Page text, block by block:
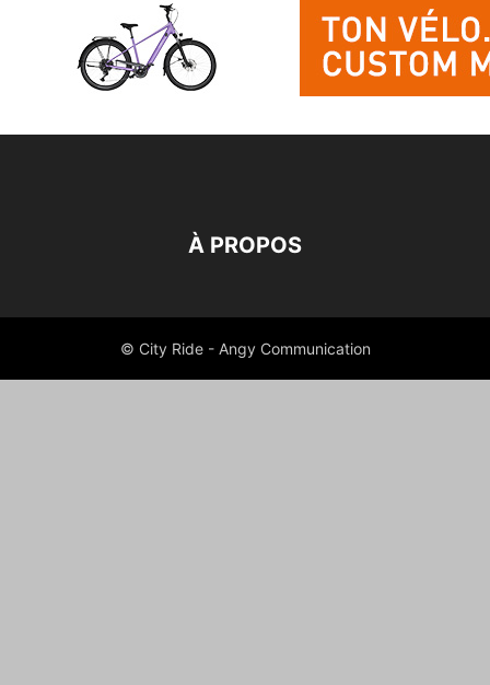
À PROPOS
© City Ride - Angy Communication